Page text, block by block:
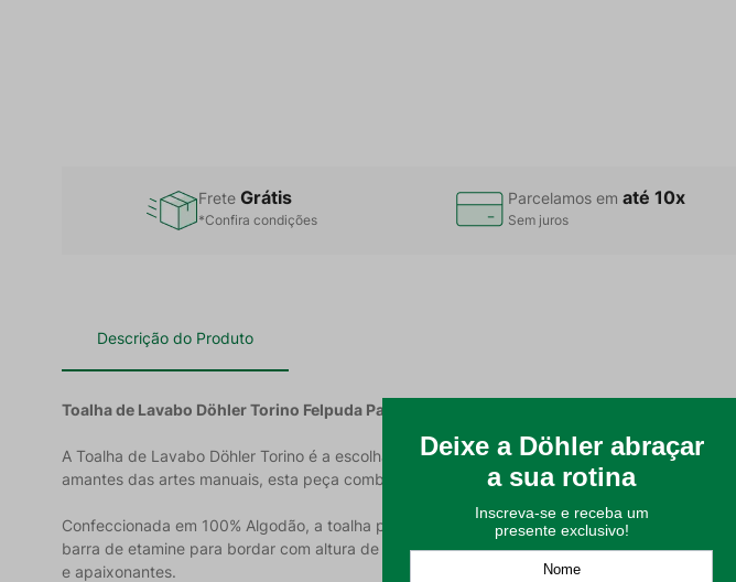
Frete Grátis
*Confira condições
Parcelamos ematé 10x
Sem juros
Descrição do Produto
Toalha de Lavabo Döhler Torino Felpuda Para Bordar Rosa Claro: Delicadeza e
A Toalha de Lavabo Döhler Torino é a escolha perfeita para quem valoriza o artesanato e
amantes das artes manuais, esta peça combina a reconhecida qualidade Döhler com a
Confeccionada em 100% Algodão, a toalha possui um tecido felpudo de toque macio e
barra de etamine para bordar com altura de 36 pontos, oferecendo um espaço generoso
e apaixonantes.